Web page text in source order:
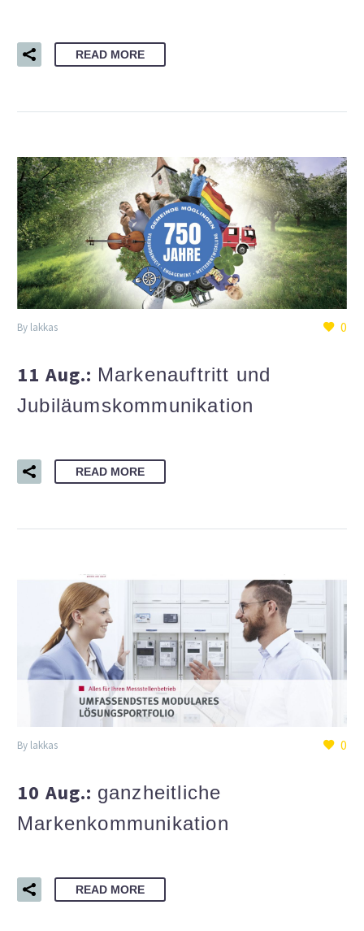
READ MORE
0
By lakkas
11 Aug.: Markenauftritt und
Jubiläumskommunikation
READ MORE
0
By lakkas
10 Aug.: ganzheitliche
Markenkommunikation
READ MORE